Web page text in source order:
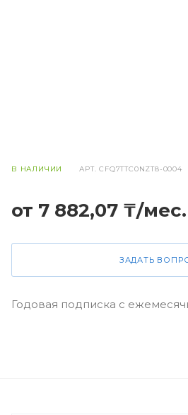
В НАЛИЧИИ АРТ.CFQ7TTC0NZT8-0004
от 7 882,07 ₸/мес.
ЗАДАТЬ
Годовая подписка с